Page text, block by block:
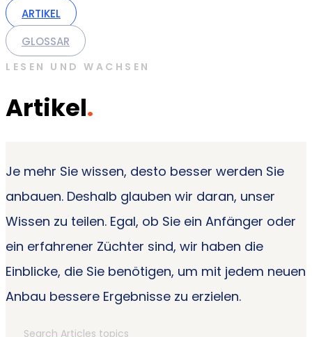
ARTIKEL
GLOSSAR
LESEN UND WACHSEN
Artikel.
Je mehr Sie wissen, desto besser werden Sie
anbauen. Deshalb glauben wir daran, unser
Wissen zu teilen. Egal, ob Sie ein Anfänger oder
ein erfahrener Züchter sind, wir haben die
Einblicke, die Sie benötigen, um mit jedem neuen
Anbau bessere Ergebnisse zu erzielen.